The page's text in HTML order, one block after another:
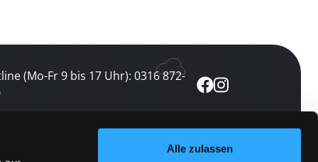
Alle zulassen
(Mo-Fr 9 bis 17 Uhr): 0316 872-
abonnieren